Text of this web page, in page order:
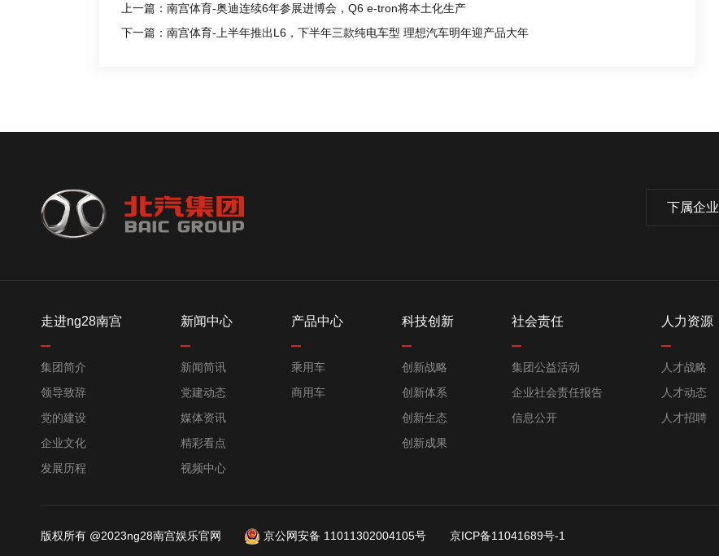
上一篇：南宫体育-奥迪连续6年参展进博会，Q6 e-tron将本土化生产
下一篇：南宫体育-上半年推出L6，下半年三款纯电车型 理想汽车明年迎产品大年
下属企业
走进ng28南宫
集团简介
领导致辞
党的建设
企业文化
发展历程
新闻中心
新闻简讯
党建动态
媒体资讯
精彩看点
视频中心
产品中心
乘用车
商用车
科技创新
创新战略
创新体系
创新生态
创新成果
社会责任
集团公益活动
企业社会责任报告
信息公开
人力资源
人才战略
人才动态
人才招聘
版权所有 @2023ng28南宫娱乐官网 京公网安备 11011302004105号 京ICP备11041689号-1